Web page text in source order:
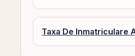
Taxa De Inmatriculare